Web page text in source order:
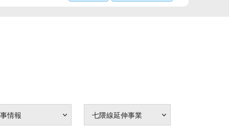
情報 七隈線延伸事業